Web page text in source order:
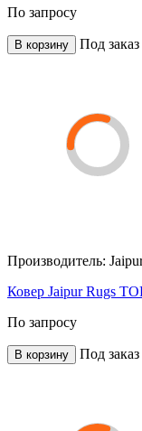
По запросу
В корзину Под заказ
Производитель:
Ковер Jaipur Rugs
По запросу
В корзину Под заказ